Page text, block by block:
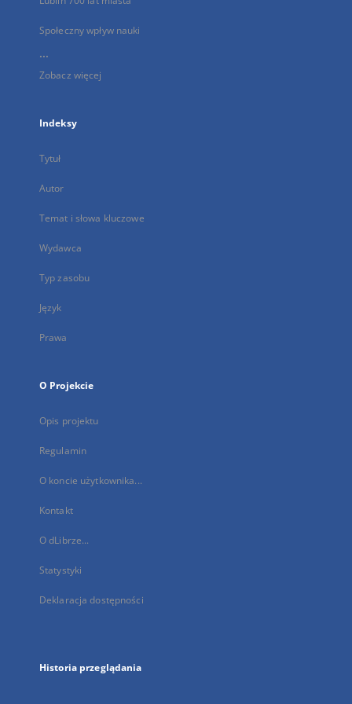
Społeczny wpływ nauki
...
Zobacz więcej
Indeksy
Tytuł
Autor
Temat i słowa kluczowe
Wydawca
Typ zasobu
Język
Prawa
O Projekcie
Opis projektu
Regulamin
O koncie użytkownika...
Kontakt
O dLibrze...
Statystyki
Deklaracja dostępności
Historia przeglądania